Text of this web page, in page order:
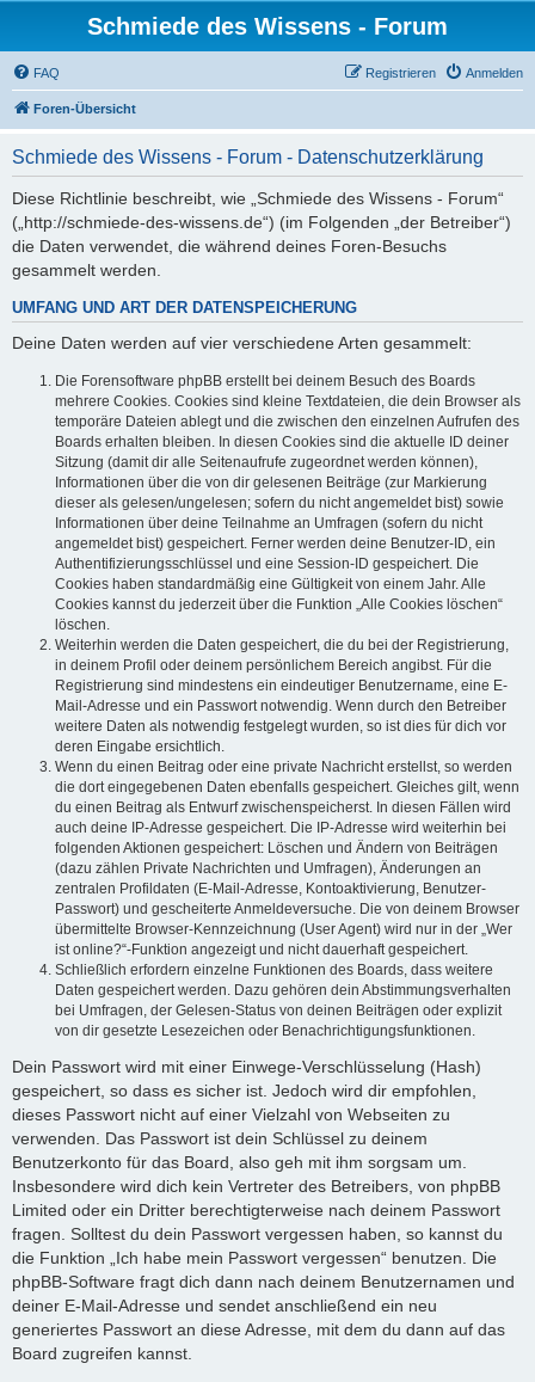
Schmiede des Wissens - Forum
FAQ Anmelden
Registrieren
Foren-Übersicht
Schmiede des Wissens - Forum - Datenschutzerklärung
Diese Richtlinie beschreibt, wie „Schmiede des Wissens - Forum“
(„http://schmiede-des-wissens.de“) (im Folgenden „der Betreiber“)
die Daten verwendet, die während deines Foren-Besuchs
gesammelt werden.
UMFANG UND ART DER DATENSPEICHERUNG
Deine Daten werden auf vier verschiedene Arten gesammelt:
Die Forensoftware phpBB erstellt bei deinem Besuch des Boards
mehrere Cookies. Cookies sind kleine Textdateien, die dein Browser als
temporäre Dateien ablegt und die zwischen den einzelnen Aufrufen des
Boards erhalten bleiben. In diesen Cookies sind die aktuelle ID deiner
Sitzung (damit dir alle Seitenaufrufe zugeordnet werden können),
Informationen über die von dir gelesenen Beiträge (zur Markierung
dieser als gelesen/ungelesen; sofern du nicht angemeldet bist) sowie
Informationen über deine Teilnahme an Umfragen (sofern du nicht
angemeldet bist) gespeichert. Ferner werden deine Benutzer-ID, ein
Authentifizierungsschlüssel und eine Session-ID gespeichert. Die
Cookies haben standardmäßig eine Gültigkeit von einem Jahr. Alle
Cookies kannst du jederzeit über die Funktion „Alle Cookies löschen“
löschen.
Weiterhin werden die Daten gespeichert, die du bei der Registrierung,
in deinem Profil oder deinem persönlichem Bereich angibst. Für die
Registrierung sind mindestens ein eindeutiger Benutzername, eine E-
Mail-Adresse und ein Passwort notwendig. Wenn durch den Betreiber
weitere Daten als notwendig festgelegt wurden, so ist dies für dich vor
deren Eingabe ersichtlich.
Wenn du einen Beitrag oder eine private Nachricht erstellst, so werden
die dort eingegebenen Daten ebenfalls gespeichert. Gleiches gilt, wenn
du einen Beitrag als Entwurf zwischenspeicherst. In diesen Fällen wird
auch deine IP-Adresse gespeichert. Die IP-Adresse wird weiterhin bei
folgenden Aktionen gespeichert: Löschen und Ändern von Beiträgen
(dazu zählen Private Nachrichten und Umfragen), Änderungen an
zentralen Profildaten (E-Mail-Adresse, Kontoaktivierung, Benutzer-
Passwort) und gescheiterte Anmeldeversuche. Die von deinem Browser
übermittelte Browser-Kennzeichnung (User Agent) wird nur in der „Wer
ist online?“-Funktion angezeigt und nicht dauerhaft gespeichert.
Schließlich erfordern einzelne Funktionen des Boards, dass weitere
Daten gespeichert werden. Dazu gehören dein Abstimmungsverhalten
bei Umfragen, der Gelesen-Status von deinen Beiträgen oder explizit
von dir gesetzte Lesezeichen oder Benachrichtigungsfunktionen.
Dein Passwort wird mit einer Einwege-Verschlüsselung (Hash)
gespeichert, so dass es sicher ist. Jedoch wird dir empfohlen,
dieses Passwort nicht auf einer Vielzahl von Webseiten zu
verwenden. Das Passwort ist dein Schlüssel zu deinem
Benutzerkonto für das Board, also geh mit ihm sorgsam um.
Insbesondere wird dich kein Vertreter des Betreibers, von phpBB
Limited oder ein Dritter berechtigterweise nach deinem Passwort
fragen. Solltest du dein Passwort vergessen haben, so kannst du
die Funktion „Ich habe mein Passwort vergessen“ benutzen. Die
phpBB-Software fragt dich dann nach deinem Benutzernamen und
deiner E-Mail-Adresse und sendet anschließend ein neu
generiertes Passwort an diese Adresse, mit dem du dann auf das
Board zugreifen kannst.